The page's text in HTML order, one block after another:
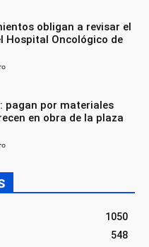
obligan a revisar el
Hospital Oncológico de
pagan por materiales
en obra de la plaza
1050
548